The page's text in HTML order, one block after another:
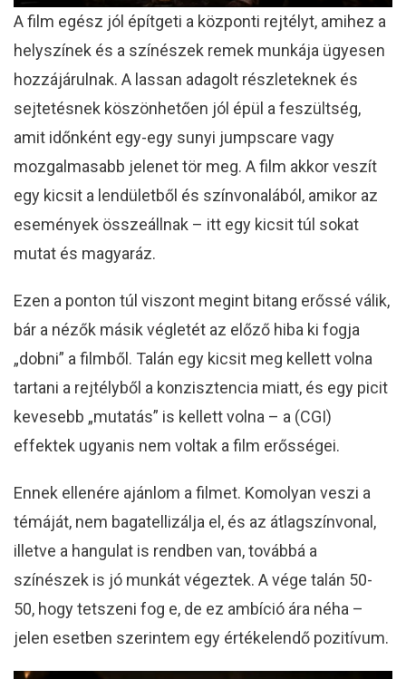
A film egész jól építgeti a központi rejtélyt, amihez a
helyszínek és a színészek remek munkája ügyesen
hozzájárulnak. A lassan adagolt részleteknek és
sejtetésnek köszönhetően jól épül a feszültség,
amit időnként egy-egy sunyi jumpscare vagy
mozgalmasabb jelenet tör meg. A film akkor veszít
egy kicsit a lendületből és színvonalából, amikor az
események összeállnak – itt egy kicsit túl sokat
mutat és magyaráz.
Ezen a ponton túl viszont megint bitang erőssé válik,
bár a nézők másik végletét az előző hiba ki fogja
„dobni” a filmből. Talán egy kicsit meg kellett volna
tartani a rejtélyből a konzisztencia miatt, és egy picit
kevesebb „mutatás” is kellett volna – a (CGI)
effektek ugyanis nem voltak a film erősségei.
Ennek ellenére ajánlom a filmet. Komolyan veszi a
témáját, nem bagatellizálja el, és az átlagszínvonal,
illetve a hangulat is rendben van, továbbá a
színészek is jó munkát végeztek. A vége talán 50-
50, hogy tetszeni fog e, de ez ambíció ára néha –
jelen esetben szerintem egy értékelendő pozitívum.